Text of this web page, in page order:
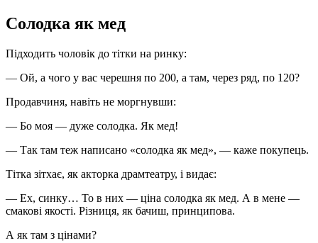
Солодка як мед
Підходить чоловік до тітки на ринку:
— Ой, а чого у вас черешня по 200, а там, через ряд, по 120?
Продавчиня, навіть не моргнувши:
— Бо моя — дуже солодка. Як мед!
— Так там теж написано «солодка як мед», — каже покупець.
Тітка зітхає, як акторка драмтеатру, і видає:
— Ех, синку… То в них — ціна солодка як мед. А в мене —
смакові якості. Різниця, як бачиш, принципова.
А як там з цінами?